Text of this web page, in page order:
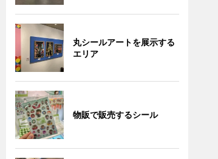
丸シールアートを展示する
エリア
物販で販売するシール